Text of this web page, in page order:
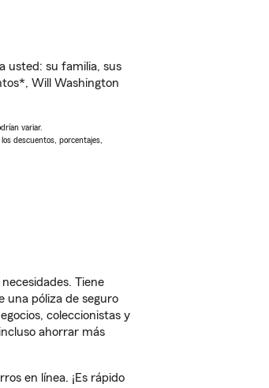
usted: su familia, sus
Will Washington
variar.
descuentos, porcentajes,
Tiene
una póliza de seguro
coleccionistas y
ahorrar más
en línea. ¡Es rápido